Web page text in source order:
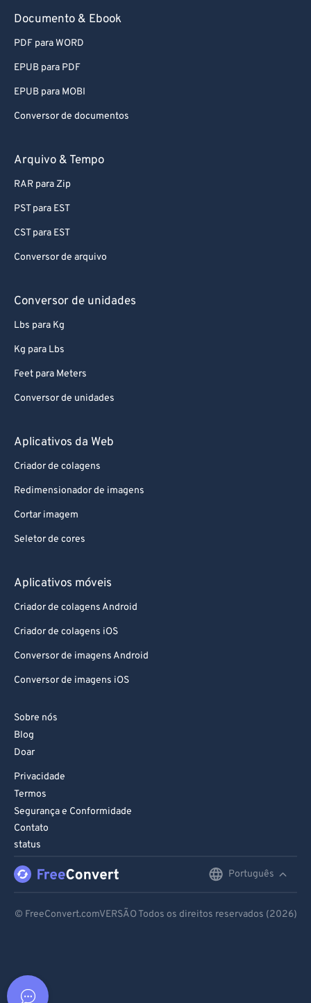
Documento & Ebook
PDF para WORD
EPUB para PDF
EPUB para MOBI
Conversor de documentos
Arquivo & Tempo
RAR para Zip
PST para EST
CST para EST
Conversor de arquivo
Conversor de unidades
Lbs para Kg
Kg para Lbs
Feet para Meters
Conversor de unidades
Aplicativos da Web
Criador de colagens
Redimensionador de imagens
Cortar imagem
Seletor de cores
Aplicativos móveis
Criador de colagens Android
Criador de colagens iOS
Conversor de imagens Android
Conversor de imagens iOS
Sobre nós
Blog
Doar
Privacidade
Termos
Segurança e Conformidade
Contato
status
Português
© FreeConvert.comVERSÃO Todos os direitos reservados (2026)